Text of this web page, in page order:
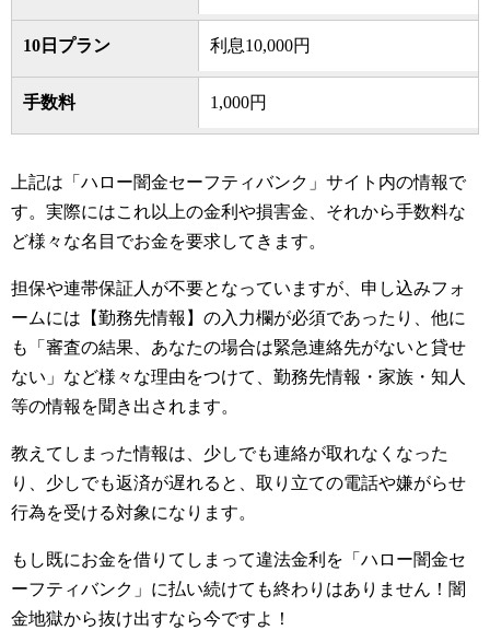
10日プラン 利息10,000円
手数料 1,000円
上記は「ハロー闇金セーフティバンク」サイト内の情報で
す。実際にはこれ以上の金利や損害金、それから手数料な
ど様々な名目でお金を要求してきます。
担保や連帯保証人が不要となっていますが、申し込みフォ
ームには【勤務先情報】の入力欄が必須であったり、他に
も「審査の結果、あなたの場合は緊急連絡先がないと貸せ
ない」など様々な理由をつけて、勤務先情報・家族・知人
等の情報を聞き出されます。
教えてしまった情報は、少しでも連絡が取れなくなった
り、少しでも返済が遅れると、取り立ての電話や嫌がらせ
行為を受ける対象になります。
もし既にお金を借りてしまって違法金利を「ハロー闇金セ
ーフティバンク」に払い続けても終わりはありません！闇
金地獄から抜け出すなら今ですよ！